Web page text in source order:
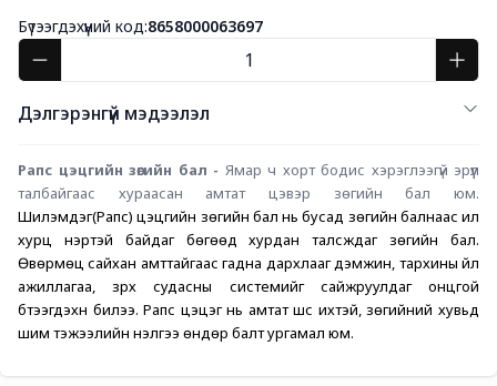
Бүтээгдэхүүний код:8658000063697
Дэлгэрэнгүй мэдээлэл
Рапс цэцгийн зөгийн бал - Ямар ч хорт бодис хэрэглээгүй эрүүл
Шилэмдэг(Рапс) цэцгийн зөгийн бал нь бусад зөгийн балнаас илүү
хурц үнэртэй байдаг бөгөөд хурдан талсждаг зөгийн бал.
Өвөрмөц сайхан амттайгаас гадна дархлааг дэмжин, тархины үйл
ажиллагаа, зүрх судасны системийг сайжруулдаг онцгой
бүтээгдэхүүн билээ. Рапс цэцэг нь амтат шүүс ихтэй, зөгийний хувьд
шим тэжээлийн үнэлгээ өндөр балт ургамал юм.